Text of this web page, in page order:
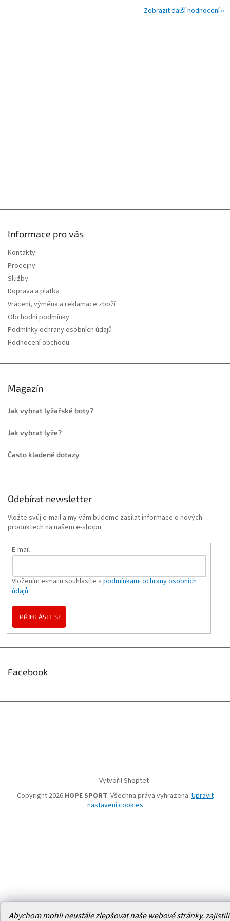
Abychom mohli neustále zlepšovat naše webové stránky,
Zobrazit další hodnocení
Informace pro vás
Kontakty
Prodejny
Služby
Doprava a platba
Vrácení, výměna a reklamace zboží
Obchodní podmínky
Podmínky ochrany osobních údajů
Hodnocení obchodu
Magazín
Jak vybrat lyžařské boty?
Jak vybrat lyže?
Často kladené dotazy
Odebírat newsletter
Vložte svůj e-mail a my vám budeme zasílat informace o nových
produktech na našem e-shopu.
E-mail
Vložením e-mailu souhlasíte s podmínkami ochrany osobních
údajů
PŘIHLÁSIT SE
Facebook
Vytvořil Shoptet
Copyright 2026 HOPE SPORT. Všechna práva vyhrazena. Upravit
nastavení cookies